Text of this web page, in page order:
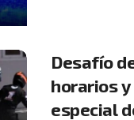
Desafío
horarios
especial